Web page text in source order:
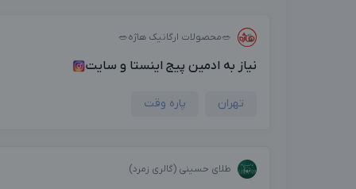
🥗محصولات ارگانیک هاژه🥗
نیاز به ادمین پیج اینستا و سایت
تهران پاره وقت
طلای حسینی (گالری زمرد)